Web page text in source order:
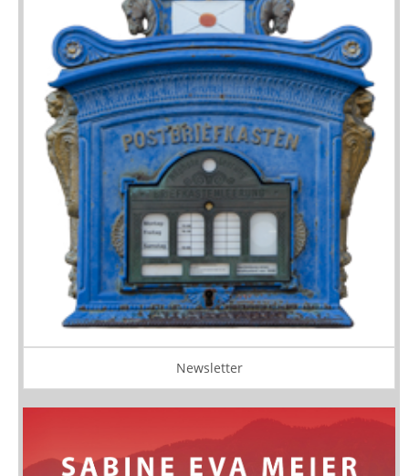
Newsletter